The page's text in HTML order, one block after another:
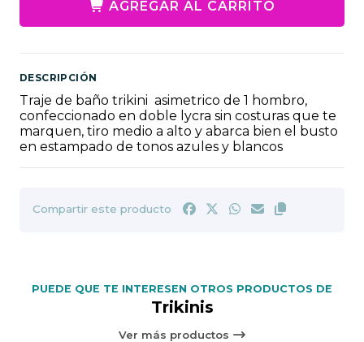
AGREGAR AL CARRITO
DESCRIPCIÓN
Traje de baño trikini asimetrico de 1 hombro,
confeccionado en doble lycra sin costuras que te
marquen, tiro medio a alto y abarca bien el busto
en estampado de tonos azules y blancos
Compartir este producto
PUEDE QUE TE INTERESEN OTROS PRODUCTOS DE
Trikinis
Ver más productos